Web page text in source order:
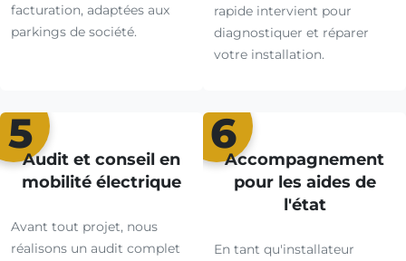
facturation, adaptées aux
parkings de société.
rapide intervient pour
diagnostiquer et réparer
votre installation.
5
Audit et conseil en
mobilité électrique
Avant tout projet, nous
réalisons un audit complet
6
Accompagnement
pour les aides de
l'état
En tant qu'installateur